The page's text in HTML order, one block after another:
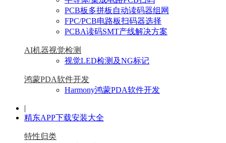
PCB板多拼板自动读码器组网
FPC/PCB电路板扫码器选择
PCBA读码SMT产线解决方案
AI机器视觉检测
视觉LED检测及NG标记
鸿蒙PDA软件开发
Harmony鸿蒙PDA软件开发
|
精东APP下载安装大全
特性归类